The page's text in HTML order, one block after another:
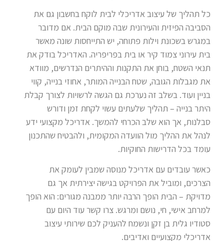
כל תהליך של עיצוב אדריכלי לבית לוקח בחשבון גם את
הסביבה הפיזית והעירונית שבה מוקם הבית. אם מדובר
במגרש בשכונת וילות פתוחה, יש התייחסות שונה מאשר
בית עירוני צמוד קיר או בית בפריפריה. האדריכל בודק את
תנאי השטח, בוחן את התקנות וההיתרים הנדרשים, מוודא
את מגבלות הגובה, שטח הבנייה המותר, אחוזי בנייה, קווי
בניין ועוד. בשלב זה נערכת גם הגשה לרשויות לצורך קבלת
היתר בנייה – תהליך שלעתים עשוי לקחת זמן ודורש
סבלנות, אך הוא שלב הכרחי להמשך. אדריכל מקצועי ידע
לנהל את ההליך מול הוועדה המקומית, ולהבטיח שהתכנון
עומד בכל הדרישות החוקיות.
כאשר עובדים עם אדריכל מנוסה שמבין לעומק את
הצרכים, ומוביל את הפרויקט בגישה יצירתית אך גם
מדויקת – הבית הופך הרבה יותר ממבנה מגורים: הוא הופך
למרחב אישי, חי, נושם ומרגש. צרו קשר עוד היום עם
סטודיו גלית בן זקן ונשמח להעניק לכם שירותי עיצוב
אדריכלי מקצועיים ואדיבים.